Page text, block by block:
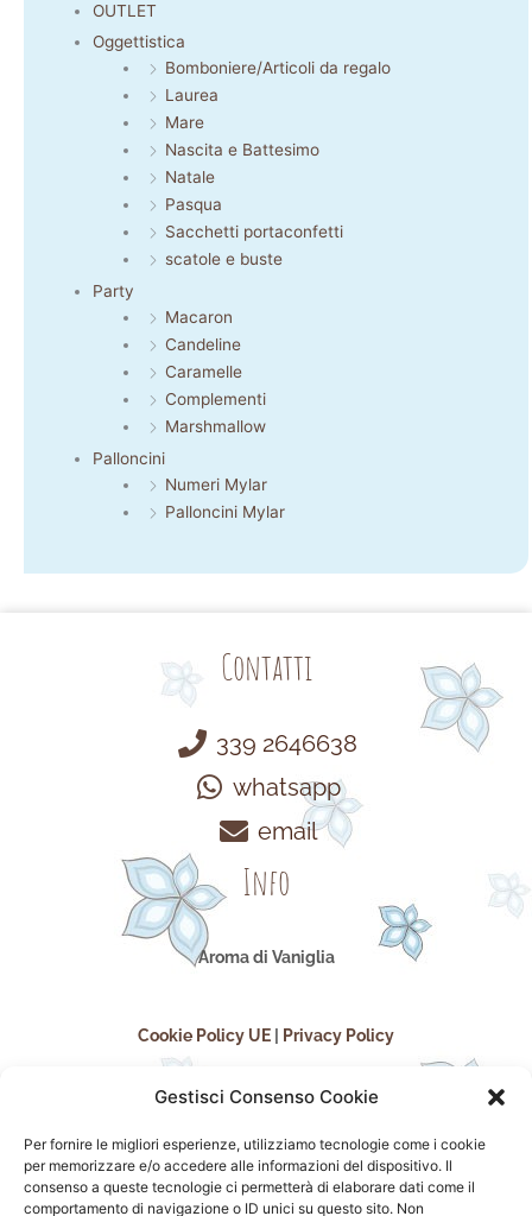
Gestisci Consenso Cookie
Per fornire le migliori esperienze, utilizziamo tecnologie come i cookie
per memorizzare e/o accedere alle informazioni del dispositivo. Il
consenso a queste tecnologie ci permetterà di elaborare dati come il
comportamento di navigazione o ID unici su questo sito. Non
OUTLET
Oggettistica
Bomboniere/Articoli da regalo
Laurea
Mare
Nascita e Battesimo
Natale
Pasqua
Sacchetti portaconfetti
scatole e buste
Party
Macaron
Candeline
Caramelle
Complementi
Marshmallow
Palloncini
Numeri Mylar
Palloncini Mylar
Contatti
339 2646638
whatsapp
email
Info
Aroma di Vaniglia
Cookie Policy UE Privacy Policy